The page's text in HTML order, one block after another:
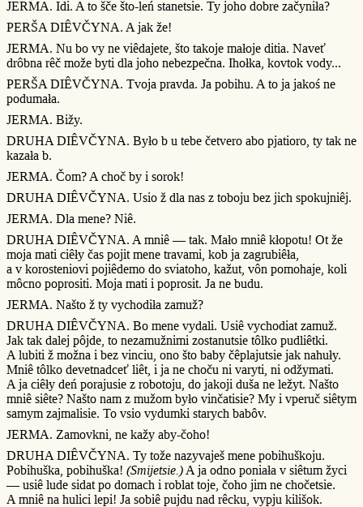
JERMA. Idi. A to šče što-leń stanetsie. Ty joho dobre začyniła?
PERŠA DIÊVČYNA. A jak že!
JERMA. Nu bo vy ne viêdajete, što takoje małoje ditia. Naveť
drôbna rêč može byti dla joho nebezpečna. Ihołka, kovtok vody...
PERŠA DIÊVČYNA. Tvoja pravda. Ja pobihu. A to ja jakoś ne
podumała.
JERMA. Bižy.
DRUHA DIÊVČYNA. Było b u tebe četvero abo pjatioro, ty tak ne
kazała b.
JERMA. Čom? A choč by i sorok!
DRUHA DIÊVČYNA. Usio ž dla nas z toboju bez jich spokujniêj.
JERMA. Dla mene? Niê.
DRUHA DIÊVČYNA. A mniê — tak. Mało mniê kłopotu! Ot že
moja mati ciêły čas pojit mene travami, kob ja zagrubiêła,
a v korosteniovi pojiêdemo do sviatoho, kažut, vôn pomohaje, koli
môcno poprositi. Moja mati i poprosit. Ja ne budu.
JERMA. Našto ž ty vychodiła zamuž?
DRUHA DIÊVČYNA. Bo mene vydali. Usiê vychodiat zamuž.
Jak tak dalej pôjde, to nezamužnimi zostanutsie tôlko pudliêtki.
A lubiti ž možna i bez vinciu, ono što baby čêplajutsie jak nahuły.
Mniê tôlko devetnadceť liêt, i ja ne choču ni varyti, ni odžymati.
A ja ciêły deń porajusie z robotoju, do jakoji duša ne ležyt. Našto
mniê siête? Našto nam z mužom było vinčatisie? My i vperuč siêtym
samym zajmalisie. To vsio vydumki starych babôv.
JERMA. Zamovkni, ne kažy aby-čoho!
DRUHA DIÊVČYNA. Ty tože nazyvaješ mene pobihuškoju.
Pobihuška, pobihuška! (Smijetsie.) A ja odno poniała v siêtum žyci
— usiê lude sidat po domach i roblat toje, čoho jim ne chočetsie.
A mniê na hulici lepi! Ja sobiê pujdu nad rêcku, vypju kilišok.